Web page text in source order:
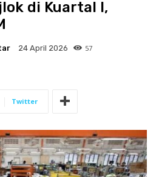
di Kuartal I,
24 April 2026 57
Twitter